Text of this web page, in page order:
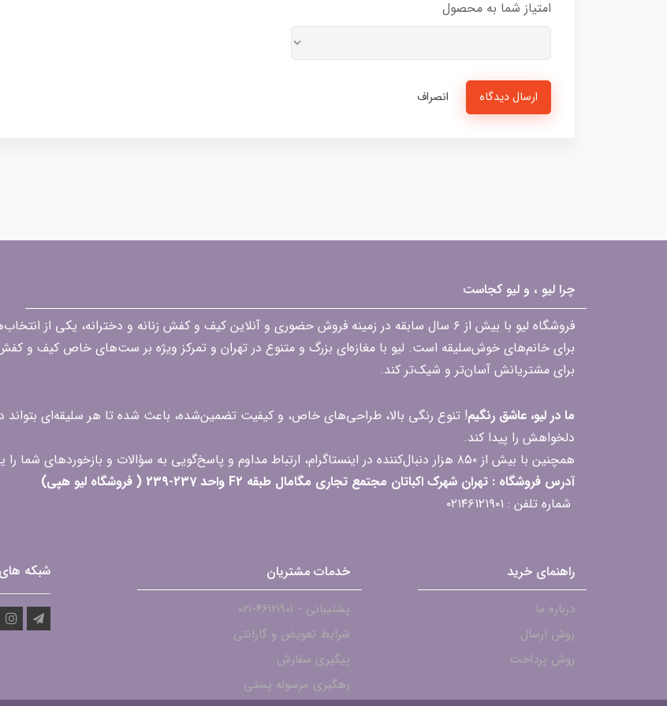
امتیاز شما به محصول
ارسال دیدگاه انصراف
چرا لیو ، و لیو کجاست
فروشگاه لیو با بیش از ۶ سال سابقه در زمینه فروش حضوری و آنلاین کیف و کفش زنانه و دخترانه، یکی از
برای خانم‌های خوش‌سلیقه است. لیو با مغازه‌ای بزرگ و متنوع در تهران و تمرکز ویژه بر ست‌های خاص کیف و
برای مشتریانش آسان‌تر و شیک‌تر کند.
ما در لیو، عاشق رنگیم! تنوع رنگی بالا، طراحی‌های خاص، و کیفیت تضمین‌شده، باعث شده تا هر سلیقه‌ای
دلخواهش را پیدا کند.
همچنین با بیش از ۸۵۰ هزار دنبال‌کننده در اینستاگرام، ارتباط مداوم و پاسخ‌گویی به سؤالات و بازخوردهای شما را یکی از افتخارات‌مان می‌دانیم
آدرس فروشگاه : تهران شهرک اکباتان مجتمع تجاری مگامال طبقه F2 واحد 237-239 ( فروشگاه لیو هپی)
شماره تلفن : ۰۲۱۴۶۱۲۱۹۰۱
راهنمای خرید
درباره ما
روش ارسال
روش پرداخت
خدمات مشتریان
پشتیبانی - ۴۶۱۲۱۹۰۱-021
شرایط تعویض و گارانتی
پیگیری سفارش
رهگیری مرسوله پستی
شبکه